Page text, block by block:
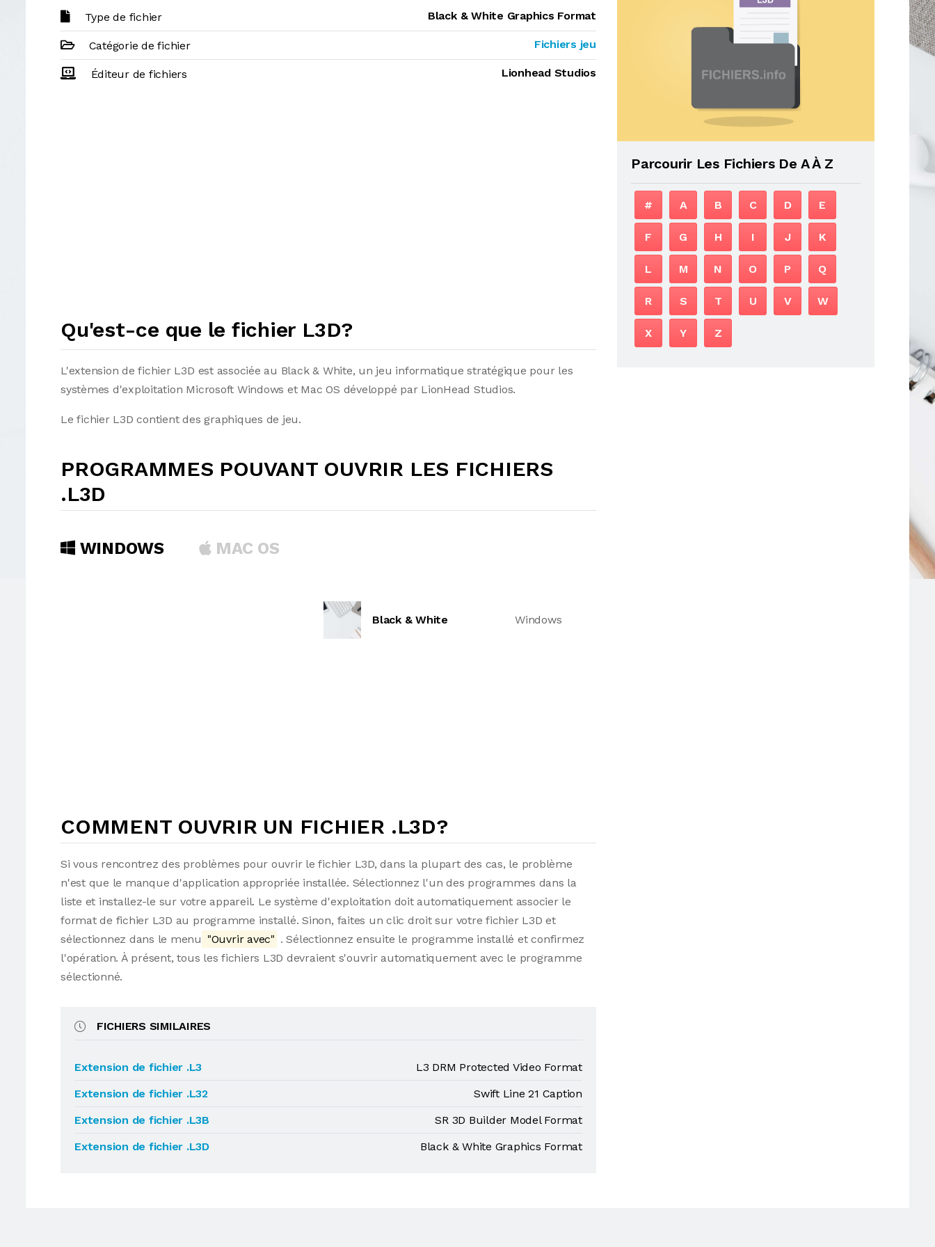
Type de fichier Black & White Graphics Format
Catégorie de fichier Fichiers jeu
Éditeur de fichiers Lionhead Studios
Qu'est-ce que le fichier L3D?
L'extension de fichier L3D est associée au Black & White, un jeu informatique stratégique pour les
systèmes d'exploitation Microsoft Windows et Mac OS développé par LionHead Studios.
Le fichier L3D contient des graphiques de jeu.
PROGRAMMES POUVANT OUVRIR LES FICHIERS
.L3D
WINDOWS MAC OS
Black & White Windows
COMMENT OUVRIR UN FICHIER .L3D?
Si vous rencontrez des problèmes pour ouvrir le fichier L3D, dans la plupart des cas, le problème
n'est que le manque d'application appropriée installée. Sélectionnez l'un des programmes dans la
liste et installez-le sur votre appareil. Le système d'exploitation doit automatiquement associer le
format de fichier L3D au programme installé. Sinon, faites un clic droit sur votre fichier L3D et
sélectionnez dans le menu "Ouvrir avec" . Sélectionnez ensuite le programme installé et confirmez
l'opération. À présent, tous les fichiers L3D devraient s'ouvrir automatiquement avec le programme
sélectionné.
FICHIERS SIMILAIRES
Extension de fichier .L3
L3 DRM Protected Video Format
Extension de fichier .L32
Swift Line 21 Caption
Extension de fichier .L3B
SR 3D Builder Model Format
Extension de fichier .L3D
Black & White Graphics Format
Parcourir Les Fichiers De A À Z
# A B C D E
F G H I J K
L M N O P Q
R S T U V W
X Y Z